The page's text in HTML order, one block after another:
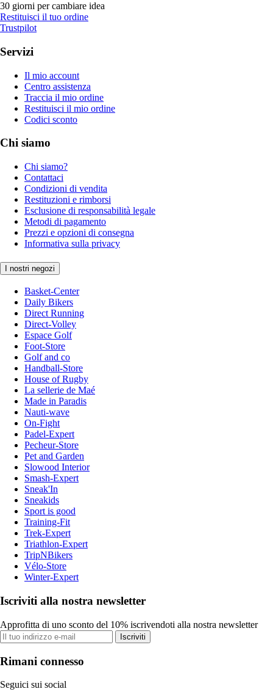
30 giorni per cambiare idea
Restituisci il tuo ordine
Trustpilot
Servizi
Il mio account
Centro assistenza
Traccia il mio ordine
Restituisci il mio ordine
Codici sconto
Chi siamo
Chi siamo?
Contattaci
Condizioni di vendita
Restituzioni e rimborsi
Esclusione di responsabilità legale
Metodi di pagamento
Prezzi e opzioni di consegna
Informativa sulla privacy
I nostri negozi
Basket-Center
Daily Bikers
Direct Running
Direct-Volley
Espace Golf
Foot-Store
Golf and co
Handball-Store
House of Rugby
La sellerie de Maé
Made in Paradis
Nauti-wave
On-Fight
Padel-Expert
Pecheur-Store
Pet and Garden
Slowood Interior
Smash-Expert
Sneak'In
Sneakids
Sport is good
Training-Fit
Trek-Expert
Triathlon-Expert
TripNBikers
Vélo-Store
Winter-Expert
Iscriviti alla nostra newsletter
Approfitta di uno sconto del 10% iscrivendoti alla nostra newsletter
Iscriviti
Rimani connesso
Seguici sui social